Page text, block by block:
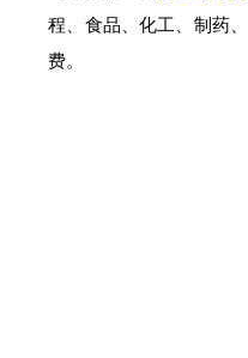
程、食品、化工、制药
费。